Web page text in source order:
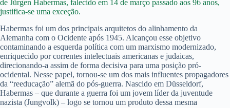
de Jürgen Habermas, falecido em 14 de março passado aos 96 anos,
justifica-se uma exceção.
Habermas foi um dos principais arquitetos do alinhamento da
Alemanha com o Ocidente após 1945. Alcançou esse objetivo
contaminando a esquerda política com um marxismo modernizado,
enriquecido por correntes intelectuais americanas e judaicas,
direcionando-a assim de forma decisiva para uma posição pró-
ocidental. Nesse papel, tornou-se um dos mais influentes propagadores
da “reeducação” alemã do pós-guerra. Nascido em Düsseldorf,
Habermas – que durante a guerra foi um jovem líder da juventude
nazista (Jungvolk) – logo se tornou um produto dessa mesma